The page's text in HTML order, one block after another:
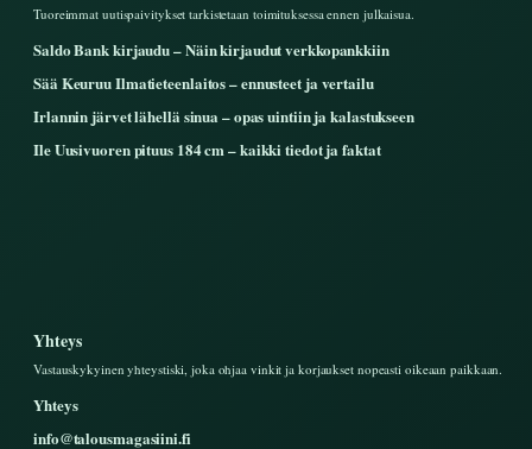
Tuoreimmat uutispaivitykset tarkistetaan toimituksessa ennen julkaisua.
Saldo Bank kirjaudu – Näin kirjaudut verkkopankkiin
Sää Keuruu Ilmatieteenlaitos – ennusteet ja vertailu
Irlannin järvet lähellä sinua – opas uintiin ja kalastukseen
Ile Uusivuoren pituus 184 cm – kaikki tiedot ja faktat
Yhteys
Vastauskykyinen yhteystiski, joka ohjaa vinkit ja korjaukset nopeasti oikeaan paikkaan.
Yhteys
info@talousmagasiini.fi